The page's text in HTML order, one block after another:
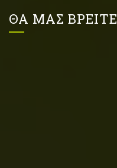
ΘΑ ΜΑΣ ΒΡΕΙΤΕ